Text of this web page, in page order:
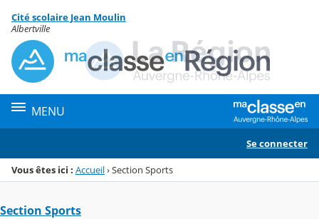
Menu de la rubrique
Contenu
Cité scolaire Jean Moulin
Albertville
MENU
Se connecter
Vous êtes ici : Accueil›Section Sports
Section Sports